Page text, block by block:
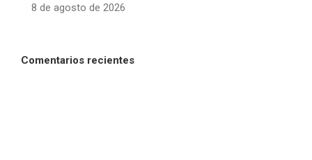
8 de agosto de 2026
Comentarios recientes